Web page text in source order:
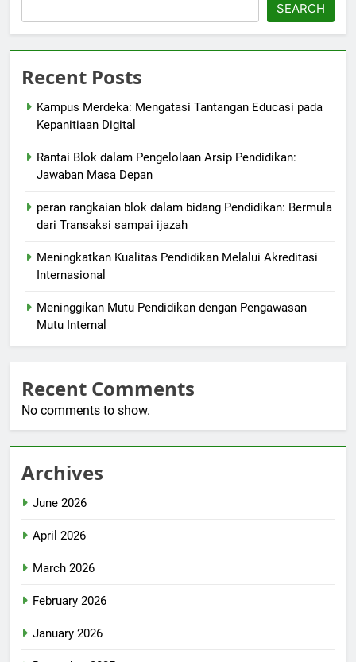
SEARCH
Recent Posts
Kampus Merdeka: Mengatasi Tantangan Educasi pada
Kepanitiaan Digital
Rantai Blok dalam Pengelolaan Arsip Pendidikan:
Jawaban Masa Depan
peran rangkaian blok dalam bidang Pendidikan: Bermula
dari Transaksi sampai ijazah
Meningkatkan Kualitas Pendidikan Melalui Akreditasi
Internasional
Meninggikan Mutu Pendidikan dengan Pengawasan
Mutu Internal
Recent Comments
No comments to show.
Archives
June 2026
April 2026
March 2026
February 2026
January 2026